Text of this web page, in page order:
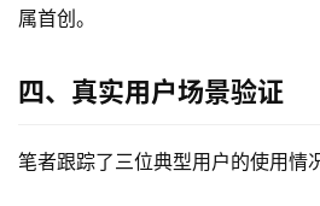
宽
随
W
属首创。
四、真实用户场景验证
笔者跟踪了三位典型用户的使用情况